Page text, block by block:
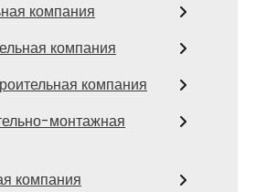
компания
компания
компания
монтажная
компания